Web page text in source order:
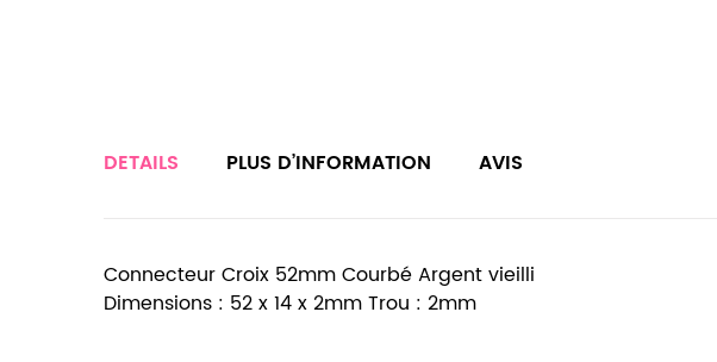
DETAILS
Connecteur Croix 52mm Courbé Argent vieilli
Dimensions : 52 x 14 x 2mm Trou : 2mm
PLUS D’INFORMATION AVIS